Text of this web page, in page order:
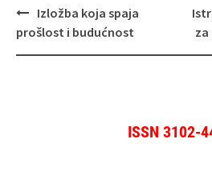
Navigacija
objava
Izložba koja spaja
prošlost i budućnost
ISSN 3102-